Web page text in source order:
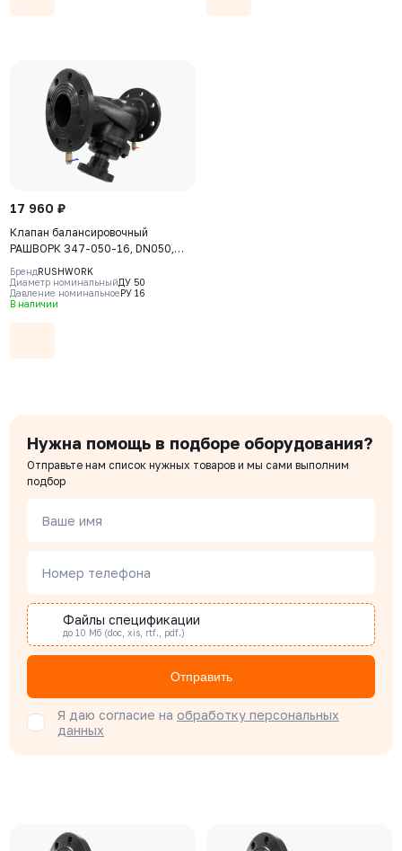
17 960 ₽
Клапан балансировочный
РАШВОРК 347-050-16, DN050,
PN16, корпус - чугун GJS-400-15
(GGG40), клапан - нерж. сталь
CF8, уплотнение - EPDM, Ф/Ф
БрендRUSHWORK
Диаметр номинальныйДУ 50
Давление номинальноеРУ 16
В наличии
Нужна помощь в подборе оборудования?
Отправьте нам список нужных товаров и мы сами выполним
подбор
Ваше имя
Номер телефона
Файлы спецификации
до 10 Мб (doc, xis, rtf., pdf.)
Отправить
Я даю согласие на обработку персональных
данных